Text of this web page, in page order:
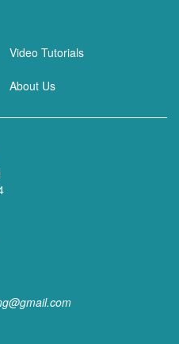
Video Tutorials
About Us